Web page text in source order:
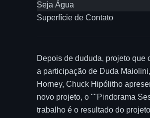
Seja Água
Superfície de Contato
Depois de dududa, projeto que
a participação de Duda
Horney, Chuck Hipólitho
novo projeto, o ""Pindorama
trabalho é o resultado do